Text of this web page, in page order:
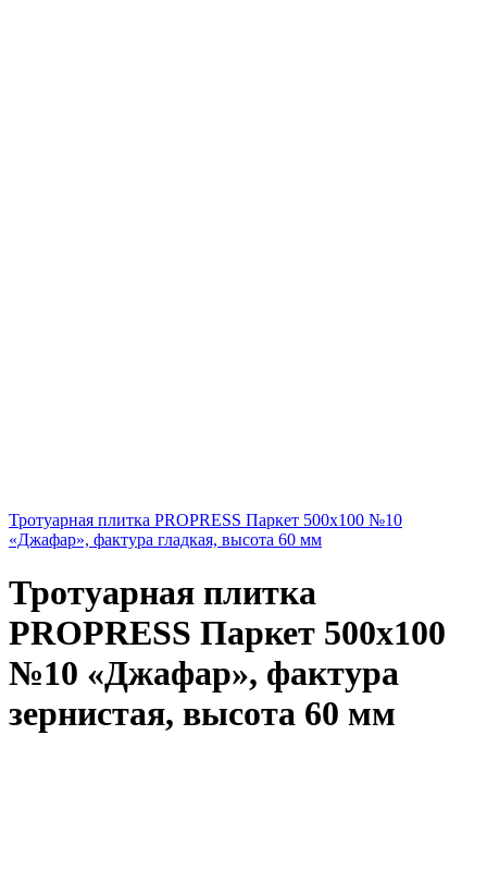
Тротуарная плитка PROPRESS Паркет 500х100 №10
«Джафар», фактура гладкая, высота 60 мм
Тротуарная плитка
PROPRESS Паркет 500х100
№10 «Джафар», фактура
зернистая, высота 60 мм